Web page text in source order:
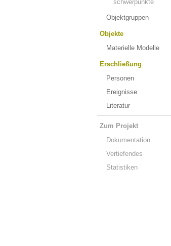
schwerpunkte
Objektgruppen
Objekte
Materielle Modelle
Erschließung
Personen
Ereignisse
Literatur
Zum Projekt
Dokumentation
Vertiefendes
Statistiken